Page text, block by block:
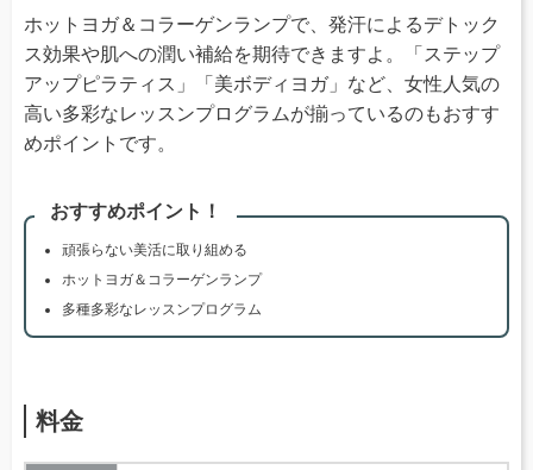
ホットヨガ＆コラーゲンランプで、発汗によるデトック
ス効果や肌への潤い補給を期待できますよ。「ステップ
アップピラティス」「美ボディヨガ」など、女性人気の
高い多彩なレッスンプログラムが揃っているのもおすす
めポイントです。
おすすめポイント！
頑張らない美活に取り組める
ホットヨガ＆コラーゲンランプ
多種多彩なレッスンプログラム
料金